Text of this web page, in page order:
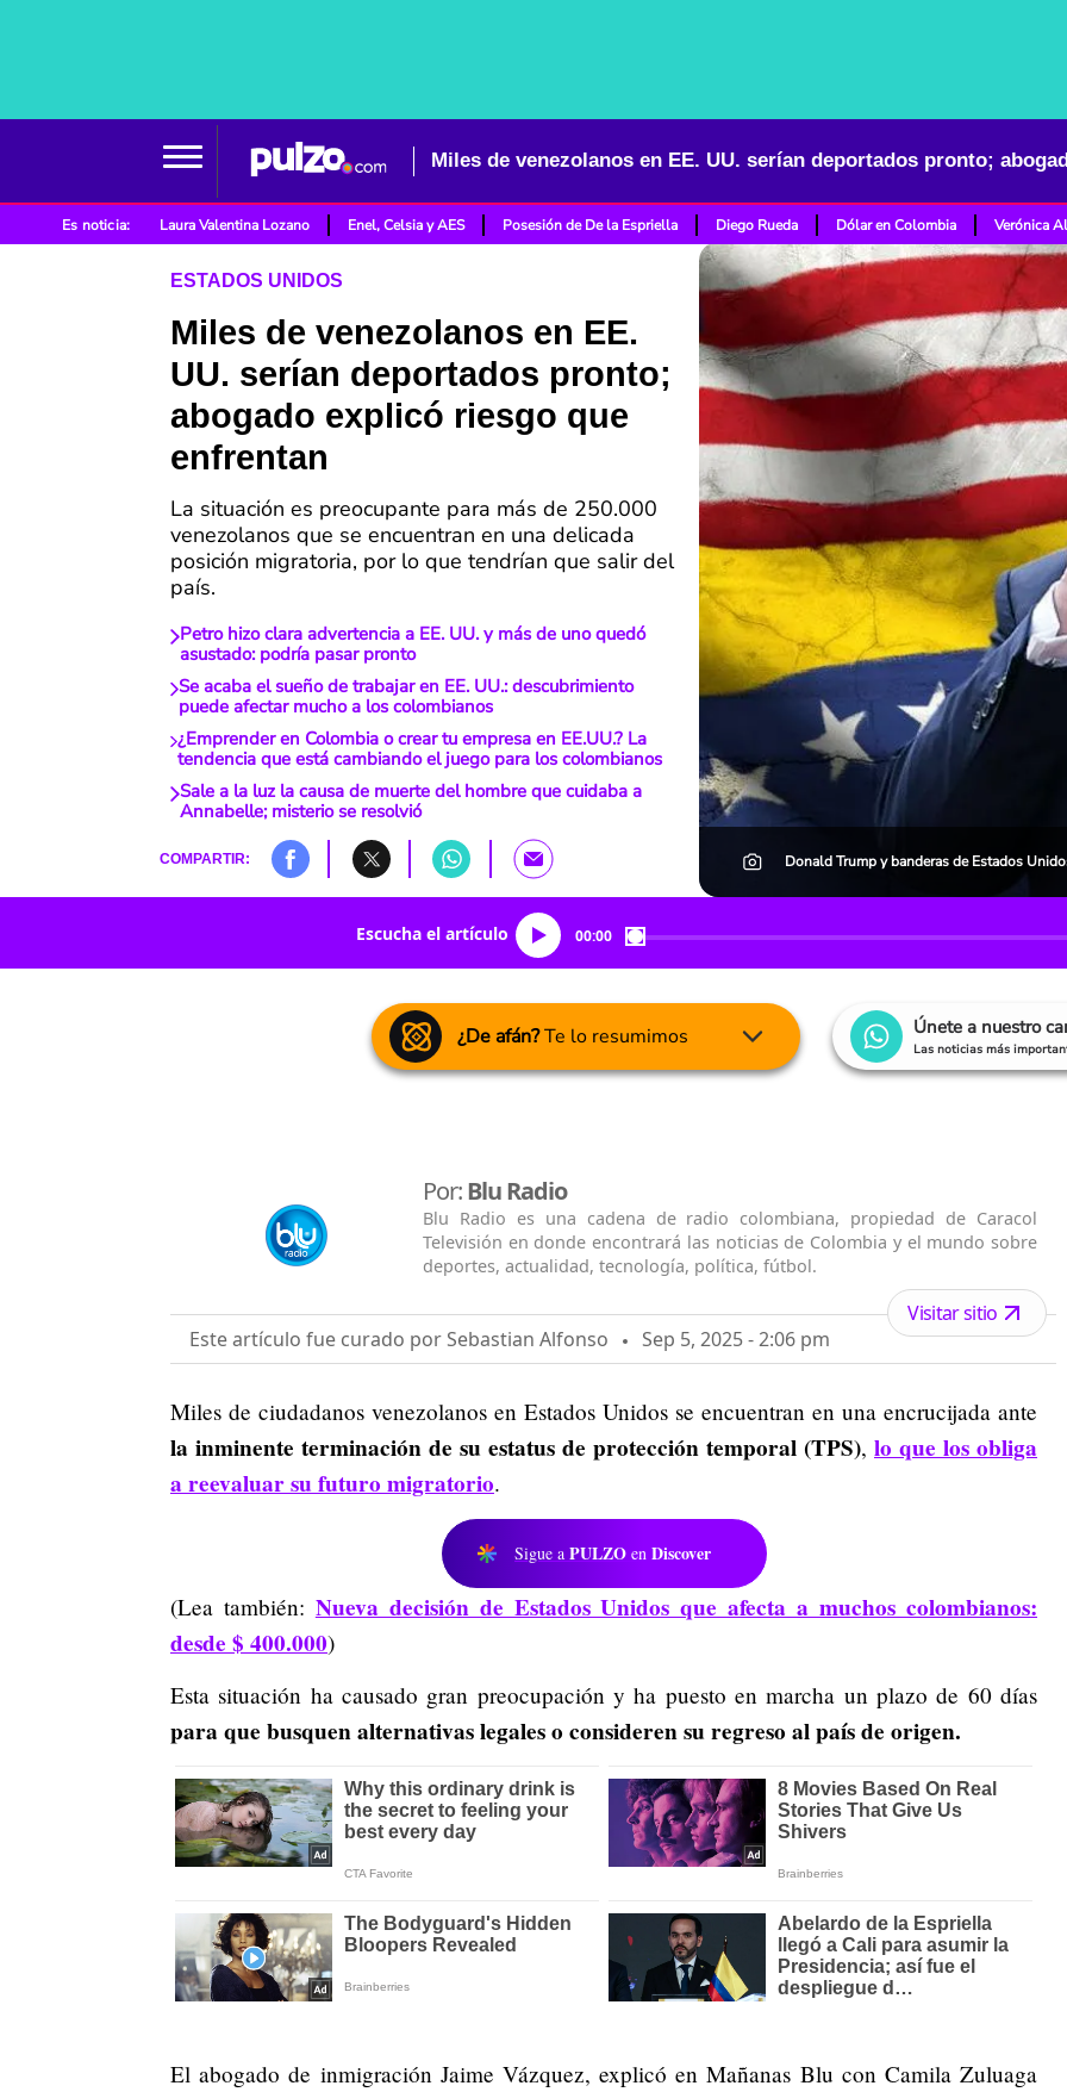
Es noticia: Laura Valentina Lozano Enel, Celsia y AES Posesión de De la Espriella Diego Rueda Dólar en Colombia Verónica
ESTADOS UNIDOS
Miles de venezolanos en EE.
UU. serían deportados pronto;
abogado explicó riesgo que
enfrentan
La situación es preocupante para más de 250.000
venezolanos que se encuentran en una delicada
posición migratoria, por lo que tendrían que salir del
país.
Petro hizo clara advertencia a EE. UU. y más de uno quedó
asustado: podría pasar pronto
Se acaba el sueño de trabajar en EE. UU.: descubrimiento
puede afectar mucho a los colombianos
¿Emprender en Colombia o crear tu empresa en EE.UU.? La
tendencia que está cambiando el juego para los colombianos
Sale a la luz la causa de muerte del hombre que cuidaba a
Annabelle; misterio se resolvió
COMPARTIR: Donald Trump y banderas de Estados
Escucha el artículo 00:00
¿De afán?Te lo resumimos Únete a nuestro
Las noticias más
Por:Blu Radio
Blu Radio es una cadena de radio colombiana, propiedad de Caracol
Televisión en donde encontrará las noticias de Colombia y el mundo sobre
deportes, actualidad, tecnología, política, fútbol.
Este artículo fue curado por Sebastian Alfonso Sep 5, 2025 - 2:06 pm
Visitar sitio
Miles de ciudadanos venezolanos en Estados Unidos se encuentran en una encrucijada ante
la inminente terminación de su estatus de protección temporal (TPS), lo que los obliga
a reevaluar su futuro migratorio.
Sigue a PULZO en Discover
(Lea también: Nueva decisión de Estados Unidos que afecta a muchos colombianos:
desde $ 400.000)
Esta situación ha causado gran preocupación y ha puesto en marcha un plazo de 60 días
para que busquen alternativas legales o consideren su regreso al país de origen.
El abogado de inmigración Jaime Vázquez, explicó en Mañanas Blu con Camila Zuluaga